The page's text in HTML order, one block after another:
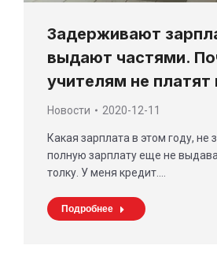
Задерживают
выдают частями.
учителям не платят
Новости 2020-12-11
Какая зарплата в этом году, не
полную зарплату еще не
толку. У меня кредит.…
Подробнее